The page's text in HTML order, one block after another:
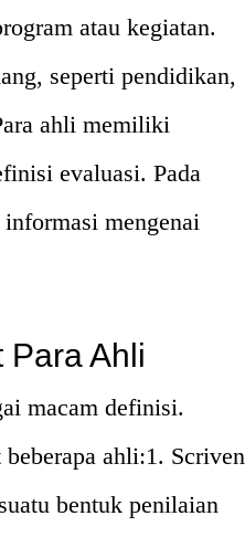
atau kegiatan.
seperti pendidikan,
ahli memiliki
evaluasi. Pada
mengenai
Ahli
macam definisi.
ahli:1. Scriven
bentuk penilaian